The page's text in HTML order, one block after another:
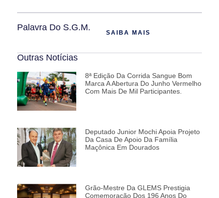
Palavra Do S.G.M.
SAIBA MAIS
Outras Notícias
8ª Edição Da Corrida Sangue Bom
Marca A Abertura Do Junho Vermelho
Com Mais De Mil Participantes.
Deputado Junior Mochi Apoia Projeto
Da Casa De Apoio Da Família
Maçônica Em Dourados
Grão-Mestre Da GLEMS Prestigia
Comemoração Dos 196 Anos Do